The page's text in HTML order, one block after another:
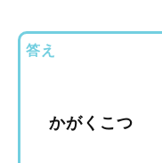
答え
かがくこつ